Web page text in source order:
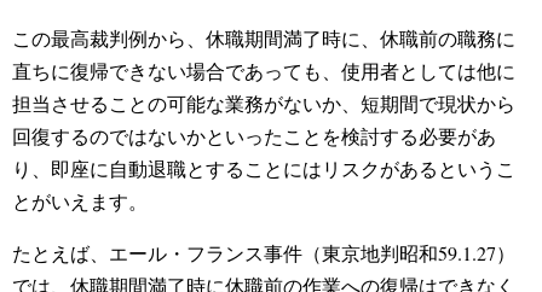
この最高裁判例から、休職期間満了時に、休職前の職務に
直ちに復帰できない場合であっても、使用者としては他に
担当させることの可能な業務がないか、短期間で現状から
回復するのではないかといったことを検討する必要があ
り、即座に自動退職とすることにはリスクがあるというこ
とがいえます。
たとえば、エール・フランス事件（東京地判昭和59.1.27）
では、休職期間満了時に休職前の作業への復帰はできなく